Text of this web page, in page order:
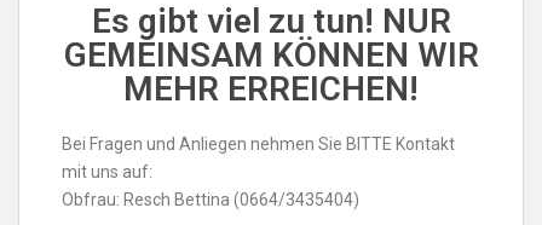
Es gibt viel zu tun! NUR
GEMEINSAM KÖNNEN WIR
MEHR ERREICHEN!
Bei Fragen und Anliegen nehmen Sie BITTE Kontakt
mit uns auf:
Obfrau: Resch Bettina (0664/3435404)